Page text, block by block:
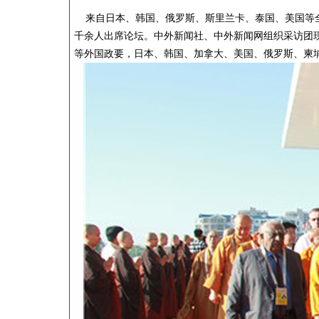
来自日本、韩国、俄罗斯、斯里兰卡、泰国、美国等
千余人出席论坛。中外新闻社、中外新闻网组织采访
等外国政要，日本、韩国、加拿大、美国、俄罗斯、